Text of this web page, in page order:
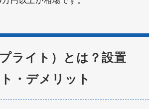
ライト）とは？設置
・デメリット